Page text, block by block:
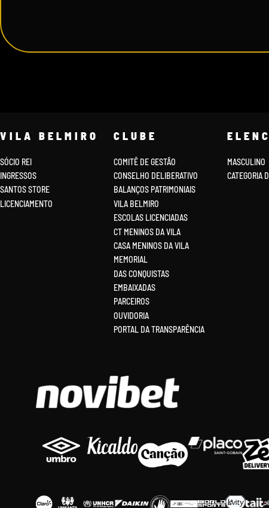
VILA BELMIRO
SÓCIO REI
INGRESSOS
SANTOS STORE
LICENCIAMENTO
CLUBE
COMITÊ DE GESTÃO
CONSELHO DELIBERATIVO
BALANÇOS PATRIMONIAIS
VILA BELMIRO
ESCOLAS LICENCIADAS
CT MENINOS DA VILA
CASA MENINOS DA VILA
MEMORIAL
DAS CONQUISTAS
EMBAIXADAS
PARCEIROS
OUVIDORIA
PORTAL DA TRANSPARÊNCIA
MASCULINO
CATEGORIA